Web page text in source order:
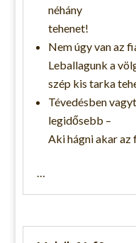
néhány
tehenet!
Nem úgy van az
Leballagunk a
szép kis tarka
Tévedésben
legidősebb –
Aki hágni akar az
…